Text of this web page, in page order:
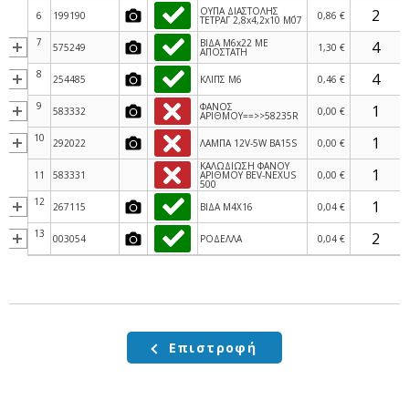
6 199190 ΟΥΠΑ ΔΙΑΣΤΟΛΗΣ
ΤΕΤΡΑΓ 2,8x4,2x10 M΄07 0,86 €
7 575249 ΒΙΔΑ M6x22 ΜΕ
ΑΠΟΣΤΑΤΗ 1,30 €
8 254485 ΚΛΙΠΣ M6 0,46 €
9 583332 ΦΑΝΟΣ
ΑΡΙΘΜΟΥ==>>58235R 0,00 €
10 292022 ΛΑΜΠΑ 12V-5W BA15S 0,00 €
11 583331
ΚΑΛΩΔΙΩΣΗ ΦΑΝΟΥ
ΑΡΙΘΜΟΥ BEV-NEXUS
500
0,00 €
12 267115 ΒΙΔΑ M4X16 0,04 €
13 003054 ΡΟΔΕΛΛΑ 0,04 €
Επιστροφή